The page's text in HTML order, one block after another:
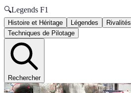
🔍Legends F1
Histoire et Héritage Légendes Rivalités
Techniques de Pilotage
Rechercher